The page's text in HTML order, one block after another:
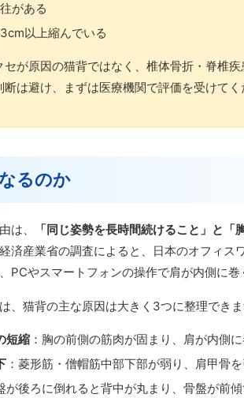
がある
以上縮んでいる
セが原因の猫背ではなく、椎体骨折・脊椎
は避け、まずは医療機関で評価を受けてく
るのか
は、 「同じ姿勢を長時間続けること」と「
済産業省の調査によると、日本のオフィス
PCやスマートフォンの操作で肩が内側に巻
、猫背の主な原因は大きく3つに整理できま
短縮 ：胸の前側の筋肉が固まり、肩が内側に
：菱形筋・僧帽筋中部下部が弱り、肩甲骨
が後ろに倒れると背中が丸まり、骨盤が前